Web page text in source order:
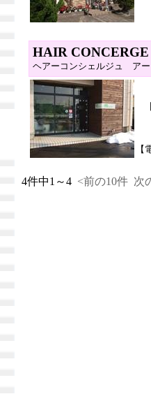
HAIR
ヘアーコンシェルジュ アー
【
4件中1～4 <前の10件 次